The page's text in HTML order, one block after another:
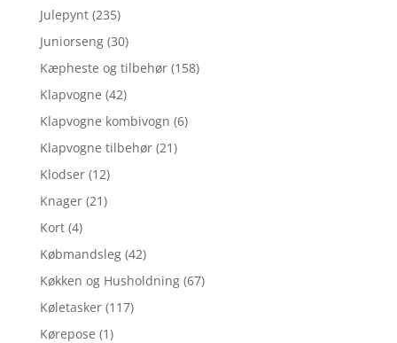
Julepynt (235)
Juniorseng (30)
Kæpheste og tilbehør (158)
Klapvogne (42)
Klapvogne kombivogn (6)
Klapvogne tilbehør (21)
Klodser (12)
Knager (21)
Kort (4)
Købmandsleg (42)
Køkken og Husholdning (67)
Køletasker (117)
Kørepose (1)